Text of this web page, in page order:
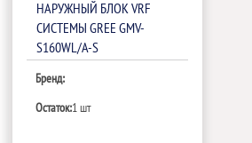
НАРУЖНЫЙ БЛОК VRF
СИСТЕМЫ GREE GMV-
S160WL/A-S
Бренд:
Остаток:1 шт